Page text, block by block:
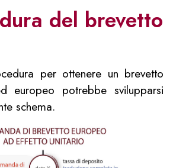
del brevetto
per ottenere un brevetto
europeo potrebbe svilupparsi
schema.